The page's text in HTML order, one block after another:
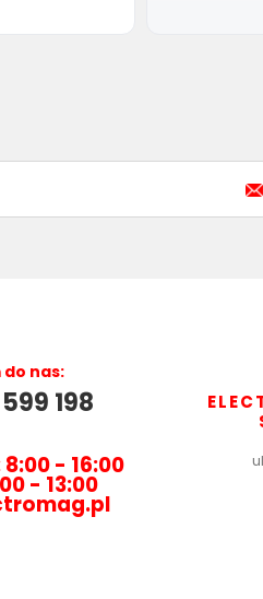
nas:
198
- 16:00
- 13:00